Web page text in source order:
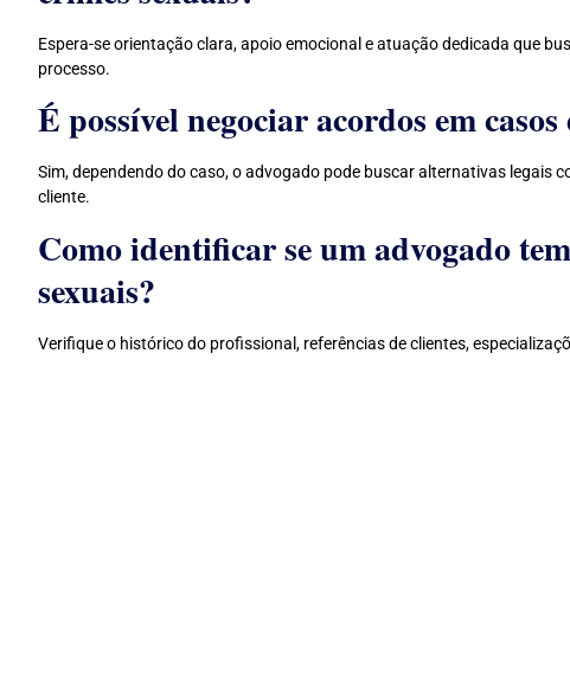
Espera-se orientação clara, apoio emocional e atuação dedicada que
processo.
É possível negociar acordos em
Sim, dependendo do caso, o advogado pode buscar alternativas legais
cliente.
Como identificar se um advogado
sexuais?
Verifique o histórico do profissional, referências de clientes,